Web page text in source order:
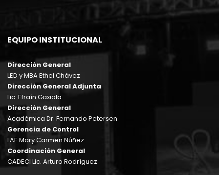
EQUIPO INSTITUCIONAL
Dirección General
LED y MBA Ethel Chávez
Dirección General Adjunta
Lic. Efraín Gaxiola
Dirección General
Académica Dr. Fernando Petersen
Gerencia de Control
LAE Mary Carmen Núñez
Coordinación General
CADECI Lic. Arturo Rodríguez